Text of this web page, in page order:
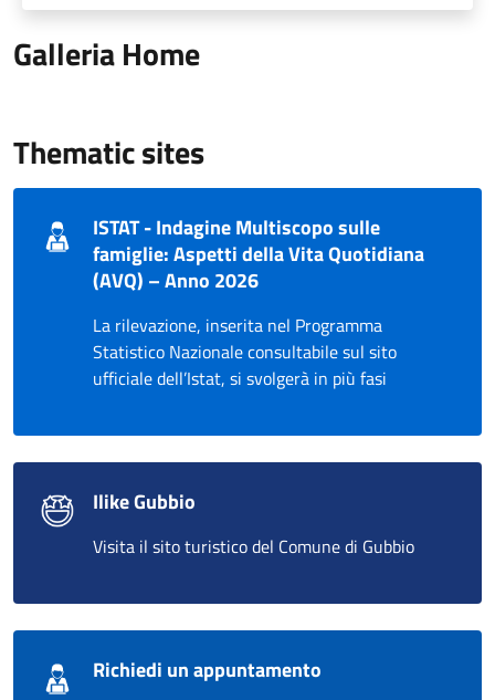
Galleria Home
Thematic sites
ISTAT - Indagine Multiscopo sulle
famiglie: Aspetti della Vita Quotidiana
(AVQ) – Anno 2026
La rilevazione, inserita nel Programma
Statistico Nazionale consultabile sul sito
ufficiale dell’Istat, si svolgerà in più fasi
Ilike Gubbio
Visita il sito turistico del Comune di Gubbio
Richiedi un appuntamento